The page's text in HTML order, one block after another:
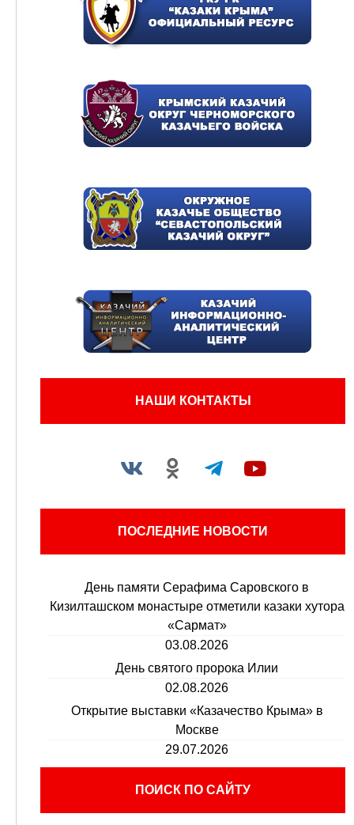
НАШИ КОНТАКТЫ
ПОСЛЕДНИЕ НОВОСТИ
День памяти Серафима Саровского в
Кизилташском монастыре отметили казаки хутора
«Сармат»
03.08.2026
День святого пророка Илии
02.08.2026
Открытие выставки «Казачество Крыма» в
Москве
29.07.2026
ПОИСК ПО САЙТУ